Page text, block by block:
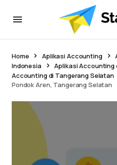
Home Aplikasi Accounting
Indonesia
Aplikasi Accounting
Accounting di Tangerang Selatan
Pondok Aren, Tangerang Selatan